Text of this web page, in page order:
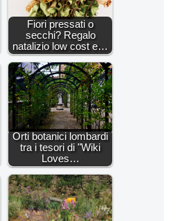
Fiori pressati o
secchi? Regalo
natalizio low cost e…
Orti botanici lombardi
tra i tesori di "Wiki
Loves…